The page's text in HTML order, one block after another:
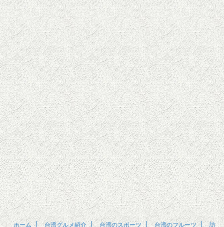
ホーム 台湾グルメ紹介 台湾のスポーツ 台湾のフルーツ 訪